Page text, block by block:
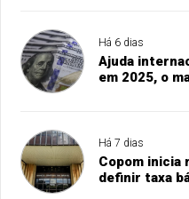
Há 6 dias
Ajuda
em 2025, o
Há 7 dias
Copom inicia
definir taxa